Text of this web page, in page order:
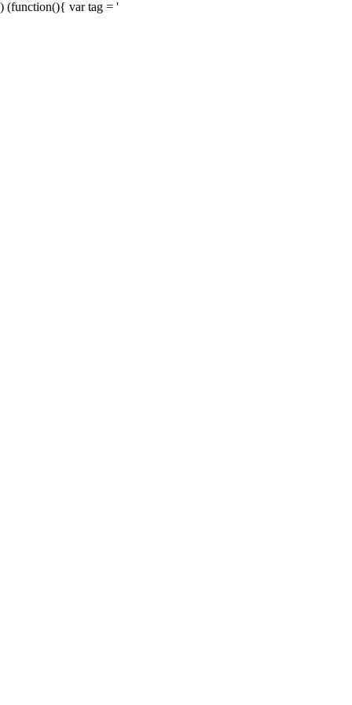
) (function(){ var tag = '